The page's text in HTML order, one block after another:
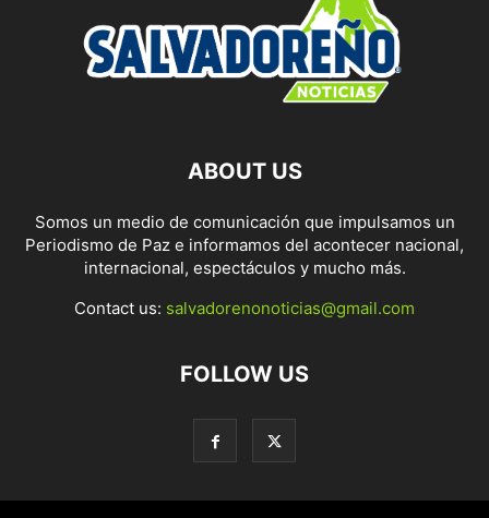
ABOUT US
Somos un medio de comunicación que impulsamos un
Periodismo de Paz e informamos del acontecer nacional,
internacional, espectáculos y mucho más.
Contact us: salvadorenonoticias@gmail.com
FOLLOW US